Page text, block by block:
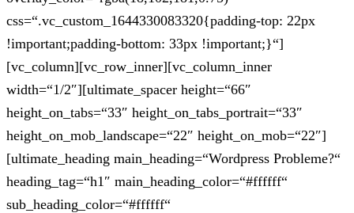
css=“.vc_custom_1644330083320{padding-top: 22px
!important;padding-bottom: 33px !important;}“]
[vc_column][vc_row_inner][vc_column_inner
width=“1/2″][ultimate_spacer height=“66″
height_on_tabs=“33″ height_on_tabs_portrait=“33″
height_on_mob_landscape=“22″ height_on_mob=“22″]
[ultimate_heading main_heading=“Wordpress Probleme?“
heading_tag=“h1″ main_heading_color=“#ffffff“
sub_heading_color=“#ffffff“